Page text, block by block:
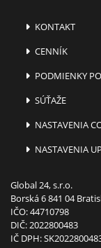
KONTAKT
CENNÍK
PODMIENKY
SÚŤAŽE
NASTAVENIA
NASTAVENIA
Global 24, s.r.o.
Borská 6 841 04
IČO: 44710798
DIČ: 2022800483
IČ DPH: